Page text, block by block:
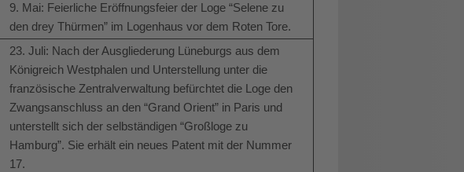
9. Mai: Feierliche Eröffnungsfeier der Loge “Selene zu
den drey Thürmen” im Logenhaus vor dem Roten Tore.
23. Juli: Nach der Ausgliederung Lüneburgs aus dem
Königreich Westphalen und Unterstellung unter die
französische Zentralverwaltung befürchtet die Loge den
Zwangsanschluss an den “Grand Orient” in Paris und
unterstellt sich der selbständigen “Großloge zu
Hamburg”. Sie erhält ein neues Patent mit der Nummer
17.